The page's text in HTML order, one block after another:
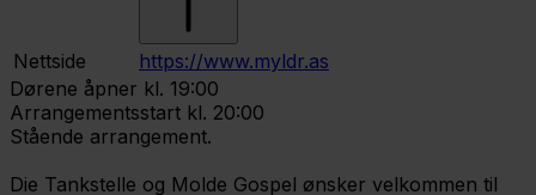
Nettside
https://www.myldr.as
Dørene åpner kl. 19:00
Arrangementsstart kl. 20:00
Stående arrangement.
Die Tankstelle og Molde Gospel ønsker velkommen til